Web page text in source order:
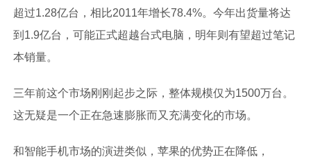
超过1.28亿台，相比2011年增长78.4%。今年出货量将达
到1.9亿台，可能正式超越台式电脑，明年则有望超过笔记
本销量。
三年前这个市场刚刚起步之际，整体规模仅为1500万台。
这无疑是一个正在急速膨胀而又充满变化的市场。
和智能手机市场的演进类似，苹果的优势正在降低，